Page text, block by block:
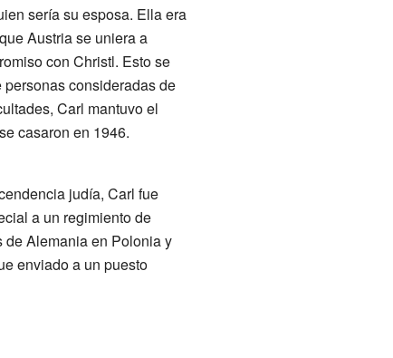
sería su esposa. Ella era
Austria se uniera a
con Christl. Esto se
consideradas de
Carl mantuvo el
casaron en 1946.
judía, Carl fue
a un regimiento de
de Alemania en Polonia y
enviado a un puesto